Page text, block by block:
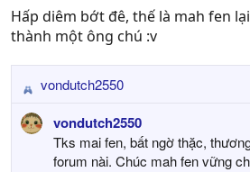
Hấp diêm bớt đê, thế là mah fen
thành một ông chú :v
R
e
a
vondutch2550
vondutch2550
Tks mai fen, bất ngờ thặc,
forum nài. Chúc mah fen vững